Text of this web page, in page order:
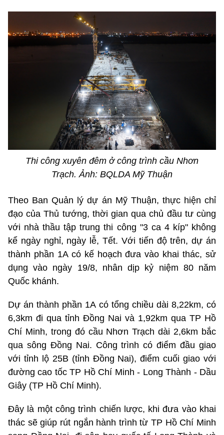
Thi công xuyên đêm ở công trình cầu Nhơn
Trạch. Ảnh: BQLDA Mỹ Thuận
Theo Ban Quản lý dự án Mỹ Thuận, thực hiện chỉ
đạo của Thủ tướng, thời gian qua chủ đầu tư cùng
với nhà thầu tập trung thi công "3 ca 4 kíp" không
kể ngày nghỉ, ngày lễ, Tết. Với tiến độ trên, dự án
thành phần 1A có kế hoạch đưa vào khai thác, sử
dụng vào ngày 19/8, nhân dịp kỷ niệm 80 năm
Quốc khánh.
Dự án thành phần 1A có tổng chiều dài 8,22km, có
6,3km đi qua tỉnh Đồng Nai và 1,92km qua TP Hồ
Chí Minh, trong đó cầu Nhơn Trạch dài 2,6km bắc
qua sông Đồng Nai. Công trình có điểm đầu giao
với tỉnh lộ 25B (tỉnh Đồng Nai), điểm cuối giao với
đường cao tốc TP Hồ Chí Minh - Long Thành - Dầu
Giây (TP Hồ Chí Minh).
Đây là một công trình chiến lược, khi đưa vào khai
thác sẽ giúp rút ngắn hành trình từ TP Hồ Chí Minh